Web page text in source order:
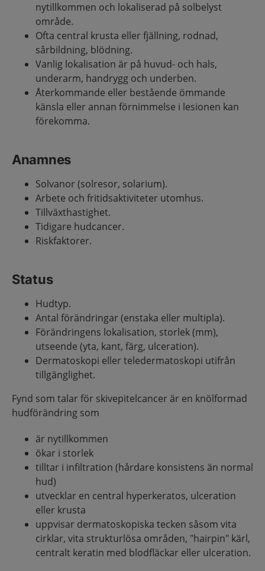
nytillkommen och lokaliserad på solbelyst
område.
Ofta central krusta eller fjällning, rodnad,
sårbildning, blödning.
Vanlig lokalisation är på huvud- och hals,
underarm, handrygg och underben.
Återkommande eller bestående ömmande
känsla eller annan förnimmelse i lesionen kan
förekomma.
Anamnes
Solvanor (solresor, solarium).
Arbete och fritidsaktiviteter utomhus.
Tillväxthastighet.
Tidigare hudcancer.
Riskfaktorer.
Status
Hudtyp.
Antal förändringar (enstaka eller multipla).
Förändringens lokalisation, storlek (mm),
utseende (yta, kant, färg, ulceration).
Dermatoskopi eller teledermatoskopi utifrån
tillgänglighet.
Fynd som talar för skivepitelcancer är en knölformad
hudförändring som
är nytillkommen
ökar i storlek
tilltar i infiltration (hårdare konsistens än normal
hud)
utvecklar en central hyperkeratos, ulceration
eller krusta
uppvisar dermatoskopiska tecken såsom vita
cirklar, vita strukturlösa områden, "hairpin" kärl,
centralt keratin med blodfläckar eller ulceration.